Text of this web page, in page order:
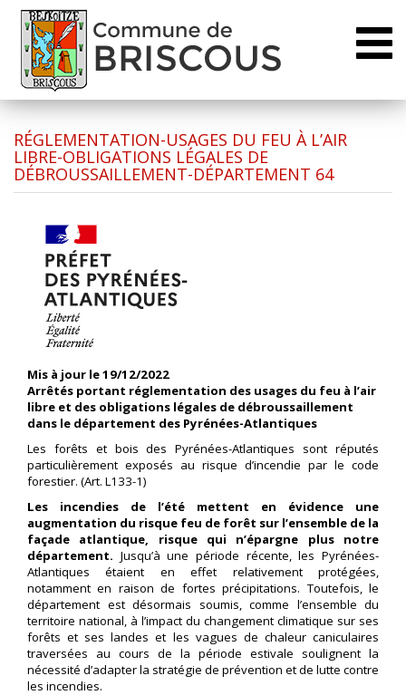
RÉGLEMENTATION-USAGES DU FEU À L’AIR
LIBRE-OBLIGATIONS LÉGALES DE
DÉBROUSSAILLEMENT-DÉPARTEMENT 64
Mis à jour le19/12/2022
Arrêtés portant réglementation des usages du feu à l’air
libre et des obligations légales de débroussaillement
dans le département des Pyrénées-Atlantiques
Les forêts et bois des Pyrénées-Atlantiques sont réputés
particulièrement exposés au risque d’incendie par le code
forestier. (Art. L133-1)
Les incendies
de l’été mettent en évidence une
augmentation du risque feu de forêt sur l’ensemble de la
façade atlantique, risque qui n’épargne plus notre
département. Jusqu’à une période récente, les Pyrénées-
Atlantiques étaient en effet relativement protégées,
notamment en raison de fortes précipitations. Toutefois, le
département est désormais soumis, comme l’ensemble du
territoire national, à l’impact du changement climatique sur ses
forêts et ses landes et les vagues de chaleur caniculaires
traversées au cours de la période estivale soulignent la
nécessité d’adapter la stratégie de prévention et de lutte contre
les incendies.